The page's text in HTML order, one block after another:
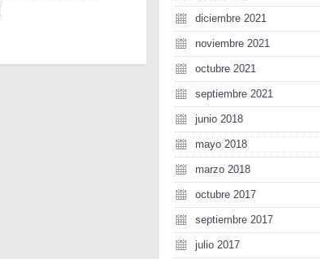
diciembre 2021
noviembre 2021
octubre 2021
septiembre 2021
junio 2018
mayo 2018
marzo 2018
octubre 2017
septiembre 2017
julio 2017